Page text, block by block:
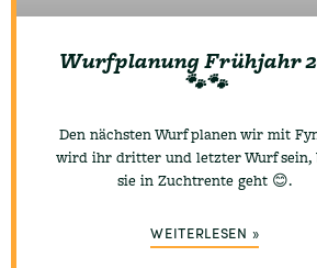
Wurfplanung Frühjahr
🐾🐾
Den nächsten Wurf planen wir mit
wird ihr dritter und letzter Wurf sein,
sie in Zuchtrente geht 😊.
WEITERLESEN »